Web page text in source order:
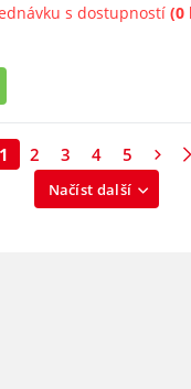
s dostupností (0
Načíst další
1 2 3 4 5